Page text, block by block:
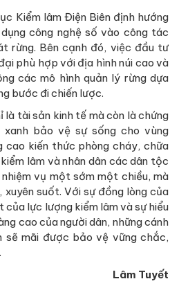
Kiểm lâm Điện Biên định hướng
công nghệ số vào công tác
rừng. Bên cạnh đó, việc đầu tư
phù hợp với địa hình núi cao và
các mô hình quản lý rừng dựa
bước đi chiến lược.
là tài sản kinh tế mà còn là chứng
bảo vệ sự sống cho vùng
cao kiến thức phòng cháy, chữa
lâm và nhân dân các dân tộc
vụ một sớm một chiều, mà
suốt. Với sự đồng lòng của
của lực lượng kiểm lâm và sự hiểu
cao của người dân, những cánh
sẽ mãi được bảo vệ vững chắc,
Lâm Tuyết